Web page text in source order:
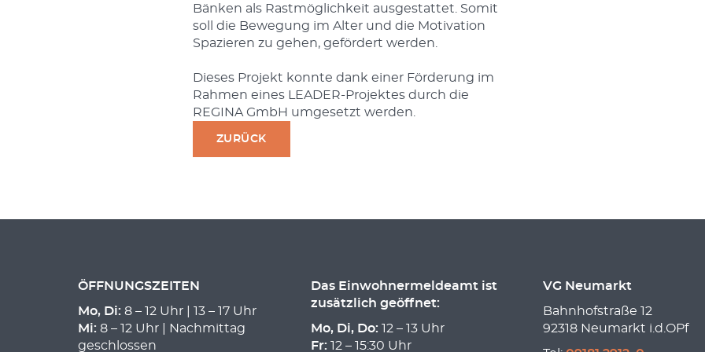
Bänken als Rastmöglichkeit ausgestattet. Somit
soll die Bewegung im Alter und die Motivation
Spazieren zu gehen, gefördert werden.
Dieses Projekt konnte dank einer Förderung im
Rahmen eines LEADER-Projektes durch die
REGINA GmbH umgesetzt werden.
ZURÜCK
ÖFFNUNGSZEITEN
Mo, Di: 8 – 12 Uhr | 13 – 17 Uhr
Mi: 8 – 12 Uhr | Nachmittag
geschlossen
Das Einwohnermeldeamt ist
zusätzlich geöffnet:
Mo, Di, Do: 12 – 13 Uhr
Fr: 12 – 15:30 Uhr
VG Neumarkt
Bahnhofstraße 12
92318 Neumarkt i.d.OPf